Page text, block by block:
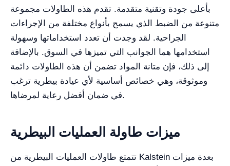
بأعلى جودة وتقنية متقدمة. تقدم هذه الطاولات مجموعة
متنوعة من الضبط الذي يسمح بأنواع مختلفة من الإجراءات
الجراحية. لقد وجدت أن تعدد استخداماتها وسهولة
استخدامها هما الجوانب التي تميزها في السوق. بالإضافة
إلى ذلك، فإن متانة المواد تضمن أن هذه الطاولات دائمة
وموثوقة، وهي خصائص أساسية لأي عيادة بيطرية ترغب
في ضمان أفضل رعاية لمرضاها.
ميزات طاولة العمليات البيطرية
تتمتع طاولات العمليات البيطرية من Kalstein بعدة ميزات